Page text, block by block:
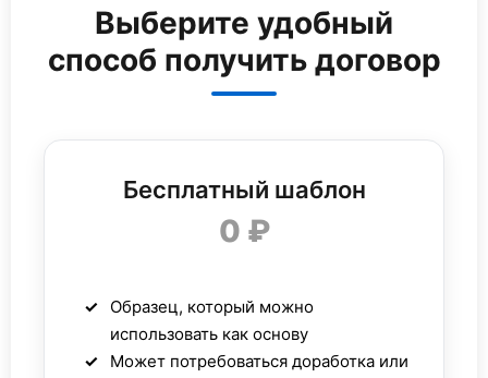
Выберите удобный
способ получить договор
Бесплатный шаблон
0 ₽
Образец, который можно
использовать как основу
Может потребоваться доработка или